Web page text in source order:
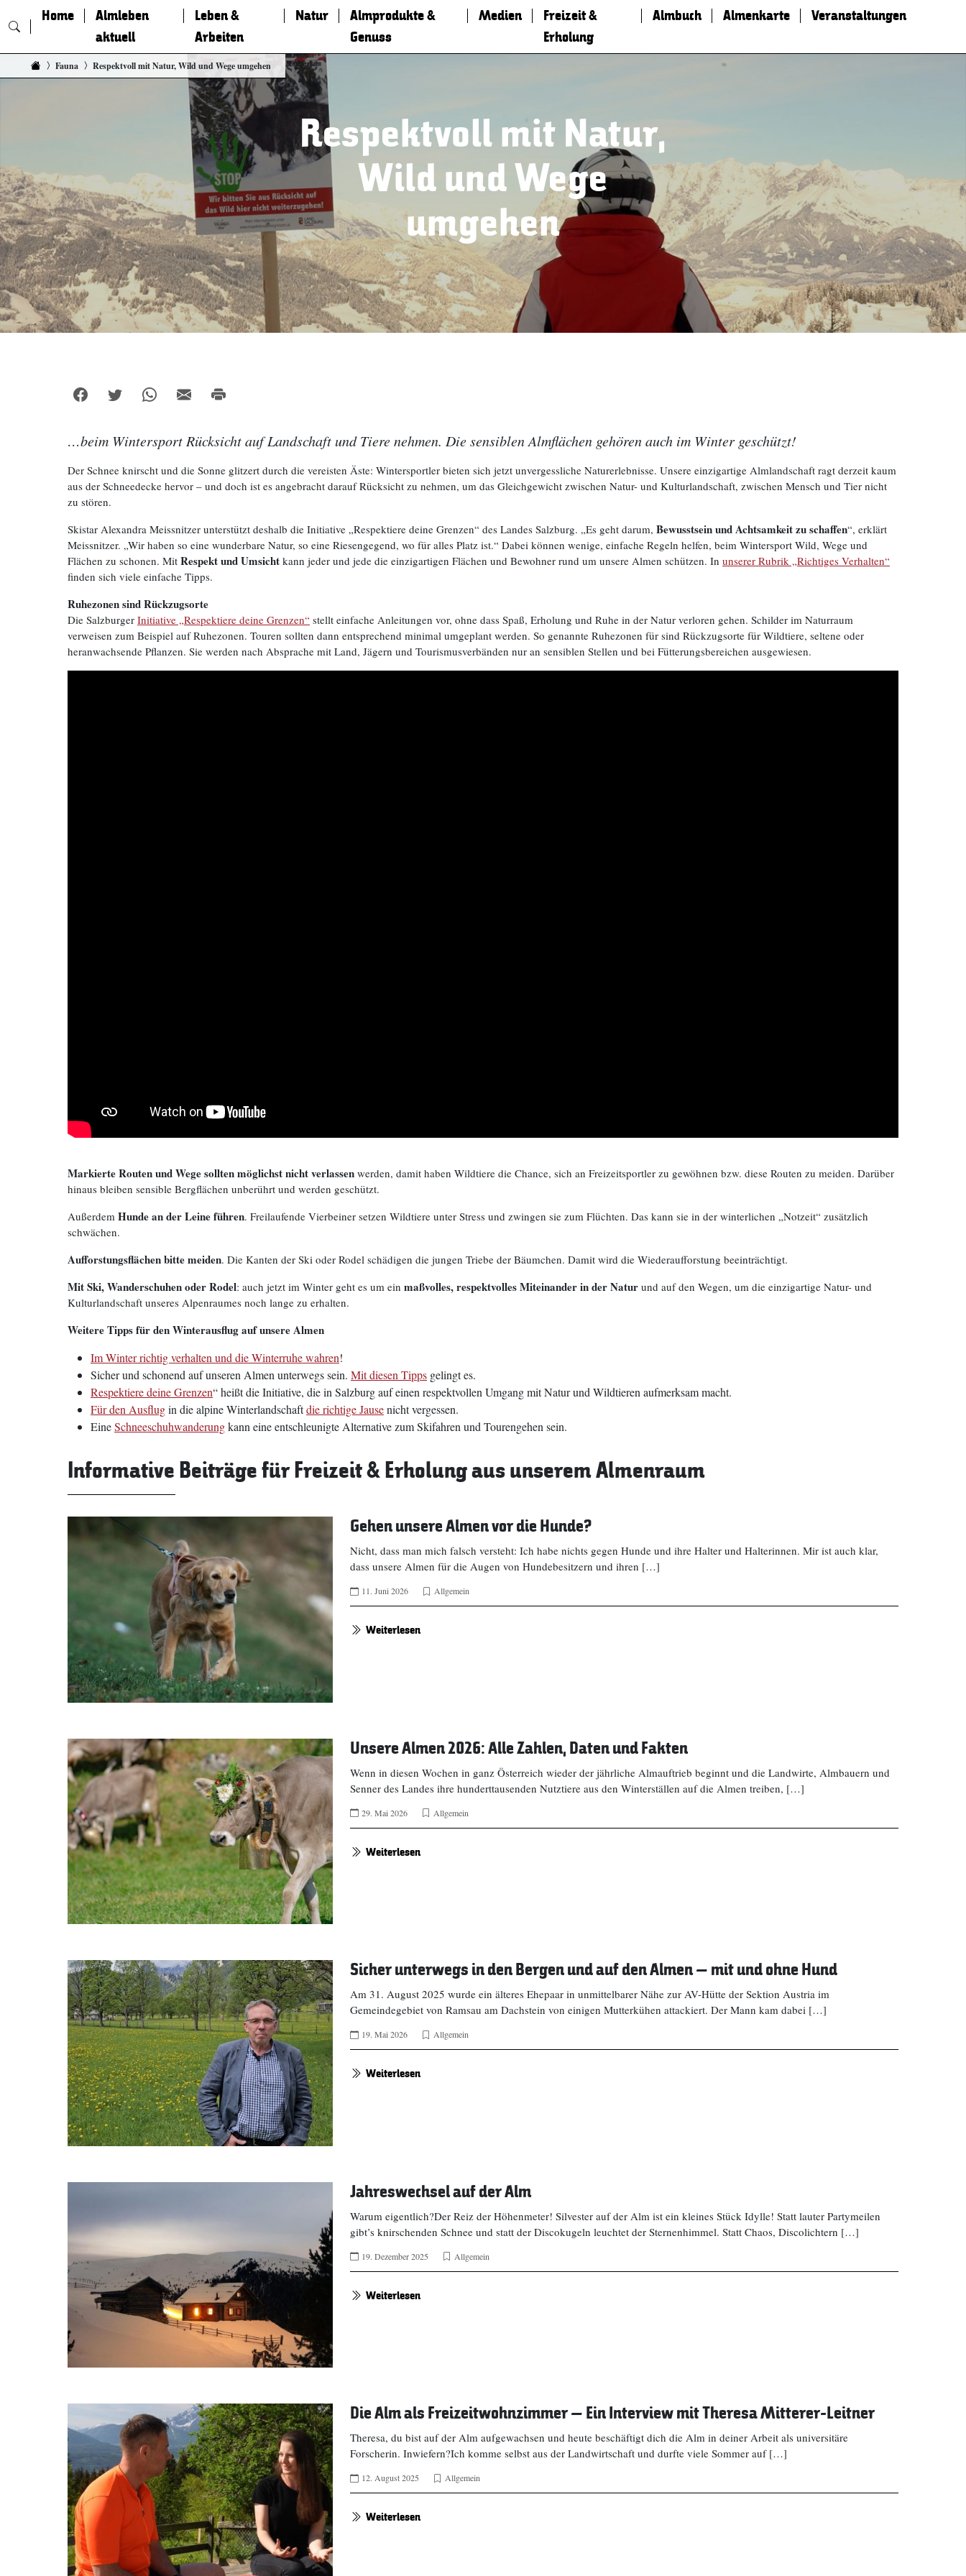
Zum Inhalt springen
Home
Almleben
aktuell
Leben &
Arbeiten
Natur
Almprodukte &
Genuss
Medien
Freizeit &
Erholung
Almbuch Almenkarte Veranstaltungen
Fauna Respektvoll mit Natur, Wild und Wege umgehen
Respektvoll mit Natur,
Wild und Wege
umgehen
…beim Wintersport Rücksicht auf Landschaft und Tiere nehmen. Die sensiblen Almflächen gehören auch im Winter geschützt!
Der Schnee knirscht und die Sonne glitzert durch die vereisten Äste: Wintersportler bieten sich jetzt unvergessliche Naturerlebnisse. Unsere einzigartige Almlandschaft ragt derzeit kaum
aus der Schneedecke hervor – und doch ist es angebracht darauf Rücksicht zu nehmen, um das Gleichgewicht zwischen Natur- und Kulturlandschaft, zwischen Mensch und Tier nicht
zu stören.
Skistar Alexandra Meissnitzer unterstützt deshalb die Initiative „Respektiere deine Grenzen“ des Landes Salzburg. „Es geht darum, Bewusstsein und Achtsamkeit zu schaffen“, erklärt
Meissnitzer. „Wir haben so eine wunderbare Natur, so eine Riesengegend, wo für alles Platz ist.“ Dabei können wenige, einfache Regeln helfen, beim Wintersport Wild, Wege und
Flächen zu schonen. Mit Respekt und Umsicht kann jeder und jede die einzigartigen Flächen und Bewohner rund um unsere Almen schützen. In unserer Rubrik „Richtiges Verhalten“
finden sich viele einfache Tipps.
Ruhezonen sind Rückzugsorte
Die Salzburger Initiative „Respektiere deine Grenzen“ stellt einfache Anleitungen vor, ohne dass Spaß, Erholung und Ruhe in der Natur verloren gehen. Schilder im Naturraum
verweisen zum Beispiel auf Ruhezonen. Touren sollten dann entsprechend minimal umgeplant werden. So genannte Ruhezonen für sind Rückzugsorte für Wildtiere, seltene oder
heranwachsende Pflanzen. Sie werden nach Absprache mit Land, Jägern und Tourismusverbänden nur an sensiblen Stellen und bei Fütterungsbereichen ausgewiesen.
Markierte Routen und Wege sollten möglichst nicht verlassen werden, damit haben Wildtiere die Chance, sich an Freizeitsportler zu gewöhnen bzw. diese Routen zu meiden. Darüber
hinaus bleiben sensible Bergflächen unberührt und werden geschützt.
Außerdem Hunde an der Leine führen. Freilaufende Vierbeiner setzen Wildtiere unter Stress und zwingen sie zum Flüchten. Das kann sie in der winterlichen „Notzeit“ zusätzlich
schwächen.
Aufforstungsflächen bitte meiden. Die Kanten der Ski oder Rodel schädigen die jungen Triebe der Bäumchen. Damit wird die Wiederaufforstung beeinträchtigt.
Mit Ski, Wanderschuhen oder Rodel: auch jetzt im Winter geht es um ein maßvolles, respektvolles Miteinander in der Natur und auf den Wegen, um die einzigartige Natur- und
Kulturlandschaft unseres Alpenraumes noch lange zu erhalten.
Weitere Tipps für den Winterausflug auf unsere Almen
Im Winter richtig verhalten und die Winterruhe wahren!
Sicher und schonend auf unseren Almen unterwegs sein. Mit diesen Tipps gelingt es.
Respektiere deine Grenzen“ heißt die Initiative, die in Salzburg auf einen respektvollen Umgang mit Natur und Wildtieren aufmerksam macht.
Für den Ausflugin die alpine Winterlandschaftdie richtige Jausenicht vergessen.
EineSchneeschuhwanderungkann eine entschleunigte Alternative zum Skifahren und Tourengehen sein.
Informative Beiträge für Freizeit & Erholung aus unserem Almenraum
Gehen unsere Almen vor die Hunde?
Nicht, dass man mich falsch versteht: Ich habe nichts gegen Hunde und ihre Halter und Halterinnen. Mir ist auch klar,
dass unsere Almen für die Augen von Hundebesitzern und ihren […]
11. Juni 2026 Allgemein
Weiterlesen
Unsere Almen 2026: Alle Zahlen, Daten und Fakten
Wenn in diesen Wochen in ganz Österreich wieder der jährliche Almauftrieb beginnt und die Landwirte, Almbauern und
Senner des Landes ihre hunderttausenden Nutztiere aus den Winterställen auf die Almen treiben, […]
29. Mai 2026 Allgemein
Weiterlesen
Sicher unterwegs in den Bergen und auf den Almen – mit und ohne Hund
Am 31. August 2025 wurde ein älteres Ehepaar in unmittelbarer Nähe zur AV-Hütte der Sektion Austria im
Gemeindegebiet von Ramsau am Dachstein von einigen Mutterkühen attackiert. Der Mann kam dabei […]
19. Mai 2026 Allgemein
Weiterlesen
Jahreswechsel auf der Alm
Warum eigentlich?Der Reiz der Höhenmeter! Silvester auf der Alm ist ein kleines Stück Idylle! Statt lauter Partymeilen
gibt’s knirschenden Schnee und statt der Discokugeln leuchtet der Sternenhimmel. Statt Chaos, Discolichtern […]
19. Dezember 2025 Allgemein
Weiterlesen
Die Alm als Freizeitwohnzimmer – Ein Interview mit Theresa Mitterer-Leitner
Theresa, du bist auf der Alm aufgewachsen und heute beschäftigt dich die Alm in deiner Arbeit als universitäre
Forscherin. Inwiefern?Ich komme selbst aus der Landwirtschaft und durfte viele Sommer auf […]
12. August 2025 Allgemein
Weiterlesen